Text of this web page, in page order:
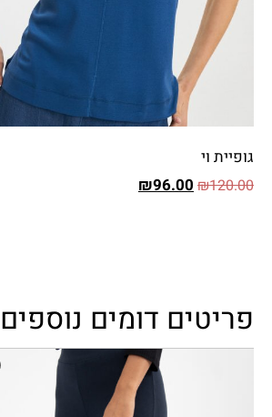
גופיית וי
₪120.00
₪96.00
פריטים דומים נוספים